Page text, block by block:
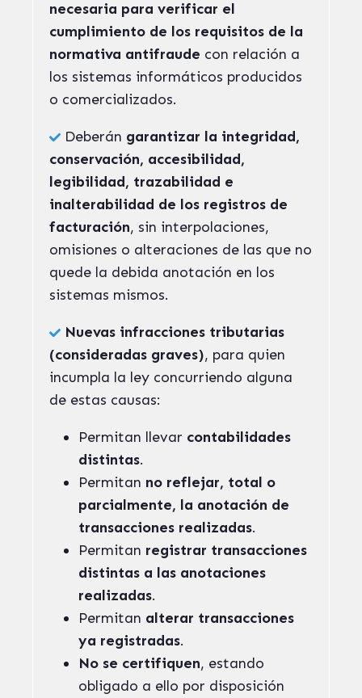
necesaria para verificar el
cumplimiento de los requisitos de la
normativa antifraude con relación a
los sistemas informáticos producidos
o comercializados.
Deberán garantizar la integridad,
conservación, accesibilidad,
legibilidad, trazabilidad e
inalterabilidad de los registros de
facturación, sin interpolaciones,
omisiones o alteraciones de las que no
quede la debida anotación en los
sistemas mismos.
Nuevas infracciones tributarias
(consideradas graves), para quien
incumpla la ley concurriendo alguna
de estas causas:
Permitan llevar contabilidades
distintas.
Permitan no reflejar, total o
parcialmente, la anotación de
transacciones realizadas.
Permitan registrar transacciones
distintas a las anotaciones
realizadas.
Permitan alterar transacciones
ya registradas.
No se certifiquen, estando
obligado a ello por disposición